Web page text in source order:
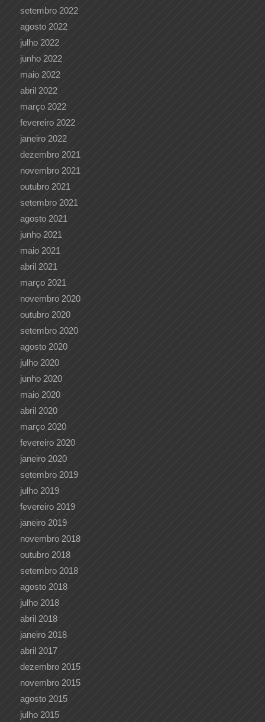
setembro 2022
agosto 2022
julho 2022
junho 2022
maio 2022
abril 2022
março 2022
fevereiro 2022
janeiro 2022
dezembro 2021
novembro 2021
outubro 2021
setembro 2021
agosto 2021
junho 2021
maio 2021
abril 2021
março 2021
novembro 2020
outubro 2020
setembro 2020
agosto 2020
julho 2020
junho 2020
maio 2020
abril 2020
março 2020
fevereiro 2020
janeiro 2020
setembro 2019
julho 2019
fevereiro 2019
janeiro 2019
novembro 2018
outubro 2018
setembro 2018
agosto 2018
julho 2018
abril 2018
janeiro 2018
abril 2017
dezembro 2015
novembro 2015
agosto 2015
julho 2015